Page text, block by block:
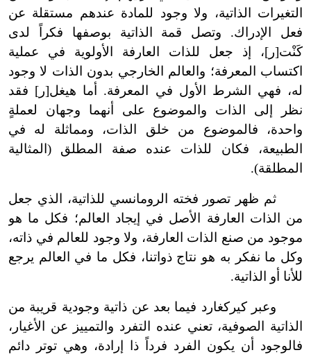
التغيرات الذاتية، ولا وجود للمادة عندهم مستقلة عن
فعل الإدراك. وتصل قمة الذاتية بوصفها فكراً لدى
كَنْت[ر]، إذ جعل للذات العارفة الأولوية في عملية
اكتساب المعرفة؛ والعالم الخارجي بدون الذات لا وجود
له، فهي الشرط الأول في المعرفة. أما هيغل[ر] فقد
نظر إلى الذات والموضوع على أنهما وجهان لعملةٍ
واحدة، فالموضوع من خلق الذات، ومماثلة له في
الطبيعة، فكان للذات عنده صفة المطلق (المثالية
المطلقة).
ثم ظهر تصور فخته الرومانسي للذاتية، الذي جعل
من الذات العارفة الأصل في إيجاد العالم؛ فكل ما هو
موجود من صنع الذات العارفة، ولا وجود للعالم في ذاته،
وكل ما نفكر به هو نتاج ذواتنا، فكل ما في العالم يرجع
للأنا أو الذاتية.
وعبر كيركغارد فيما بعد عن ذاتية وجودية قريبة من
الذاتية الصوفية، تعني عنده التفرد والتمييز عن الأغيار،
فالوجود أن يكون الفرد فرداً ذا إرادة، وهي توتر دائم